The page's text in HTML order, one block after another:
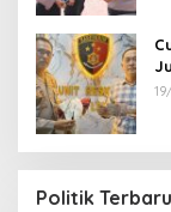
Politik Terbaru